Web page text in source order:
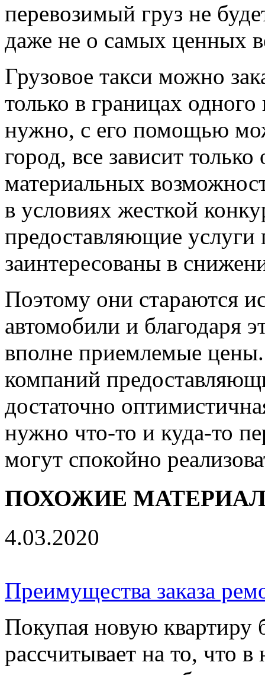
перевозимый груз не
даже не о самых ценных
Грузовое такси можно
только в границах
нужно, с его помощью
город, все зависит
материальных
в условиях жесткой
предоставляющие услуги
заинтересованы в
Поэтому они стараются
автомобили и благодаря
вполне приемлемые
компаний
достаточно
нужно что-то и куда-то
могут спокойно
ПОХОЖИЕ
4.03.2020
Преимущества заказа
Покупая новую квартиру
рассчитывает на то, что